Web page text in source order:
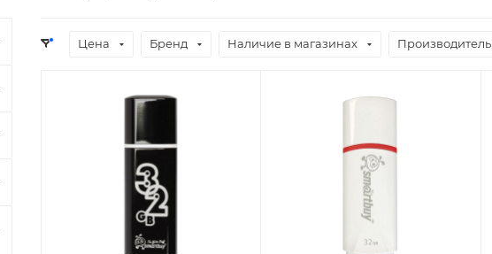
Цена Бренд Наличие в магазинах Производитель